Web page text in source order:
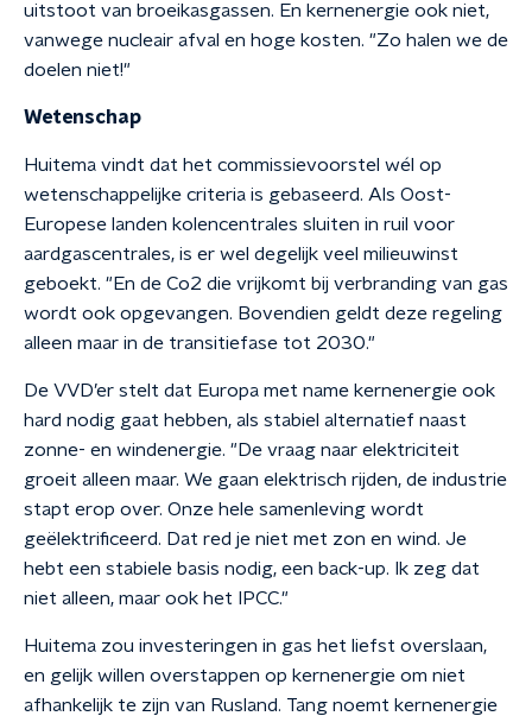
uitstoot van broeikasgassen. En kernenergie ook niet,
vanwege nucleair afval en hoge kosten. "Zo halen we de
doelen niet!"
Wetenschap
Huitema vindt dat het commissievoorstel wél op
wetenschappelijke criteria is gebaseerd. Als Oost-
Europese landen kolencentrales sluiten in ruil voor
aardgascentrales, is er wel degelijk veel milieuwinst
geboekt. "En de Co2 die vrijkomt bij verbranding van gas
wordt ook opgevangen. Bovendien geldt deze regeling
alleen maar in de transitiefase tot 2030."
De VVD’er stelt dat Europa met name kernenergie ook
hard nodig gaat hebben, als stabiel alternatief naast
zonne- en windenergie. "De vraag naar elektriciteit
groeit alleen maar. We gaan elektrisch rijden, de industrie
stapt erop over. Onze hele samenleving wordt
geëlektrificeerd. Dat red je niet met zon en wind. Je
hebt een stabiele basis nodig, een back-up. Ik zeg dat
niet alleen, maar ook het IPCC."
Huitema zou investeringen in gas het liefst overslaan,
en gelijk willen overstappen op kernenergie om niet
afhankelijk te zijn van Rusland. Tang noemt kernenergie